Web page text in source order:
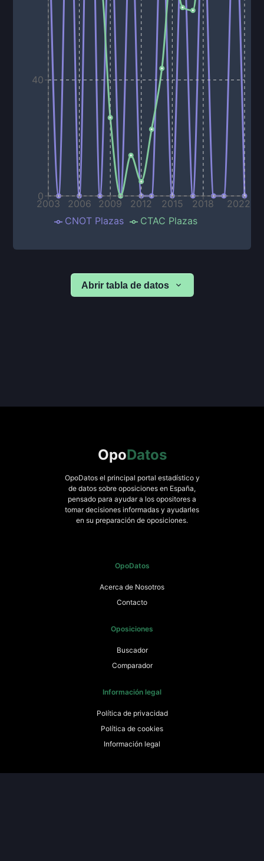
2003 2006 2009 2012 2015 2018 2022
0
40
CNOT Plazas CTAC Plazas
Abrir tabla de datos
OpoDatos
OpoDatos el principal portal estadístico y
de datos sobre oposiciones en España,
pensado para ayudar a los opositores a
tomar decisiones informadas y ayudarles
en su preparación de oposiciones.
OpoDatos
Acerca de Nosotros
Contacto
Oposiciones
Buscador
Comparador
Información legal
Política de privacidad
Política de cookies
Información legal